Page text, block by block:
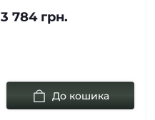
3 784 грн.
До кошика